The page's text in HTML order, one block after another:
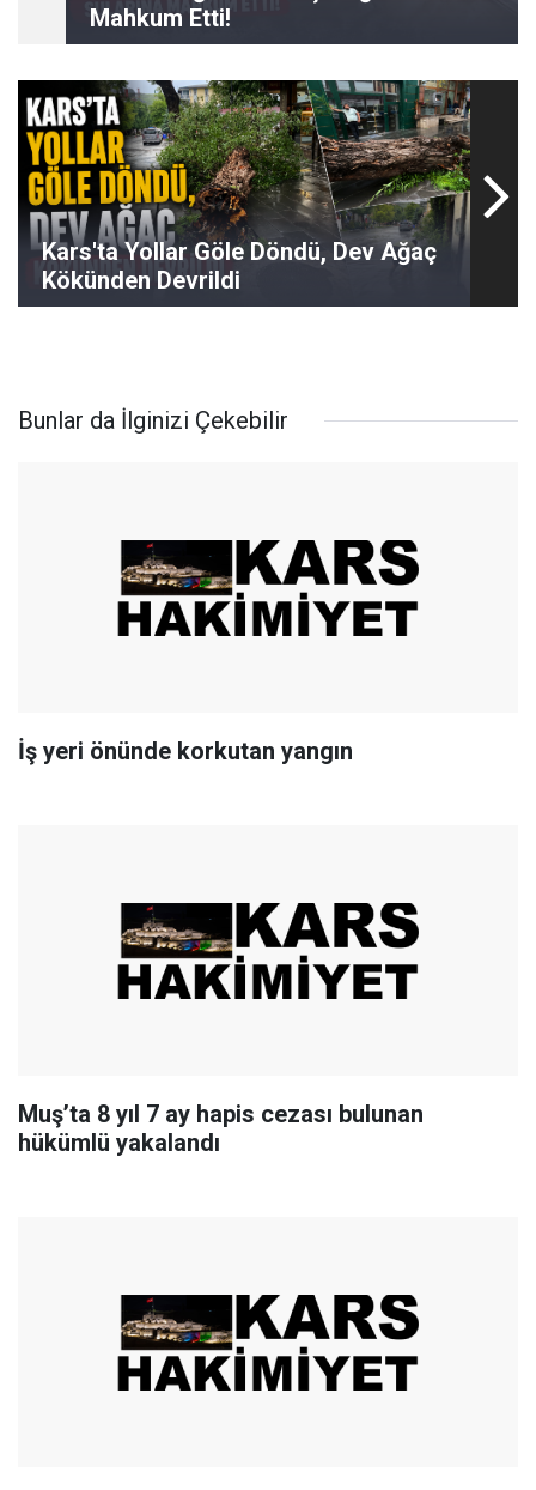
Mahkum Etti!
Kars'ta Yollar Göle Döndü, Dev Ağaç
Kökünden Devrildi
Bunlar da İlginizi Çekebilir
İş yeri önünde korkutan yangın
Muş’ta 8 yıl 7 ay hapis cezası bulunan
hükümlü yakalandı